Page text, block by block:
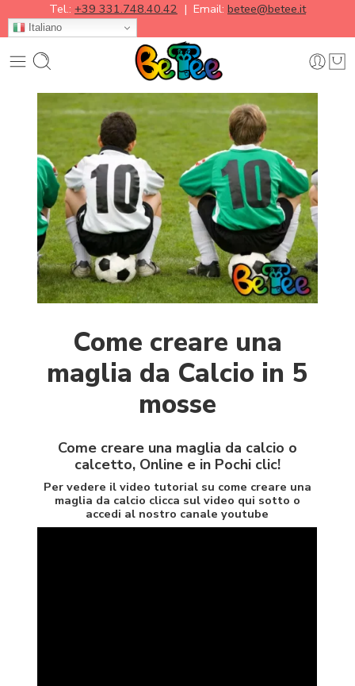
Tel.: +39 331.748.40.42 | Email: betee@betee.it
Italiano
Come creare una
maglia da Calcio in 5
mosse
Come creare una maglia da calcio o
calcetto, Online e in Pochi clic!
Per vedere il video tutorial su come creare una
maglia da calcio clicca sul video qui sotto o
accedi al nostro canale youtube